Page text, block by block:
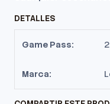
DETALLES
Game Pass:
Marca: